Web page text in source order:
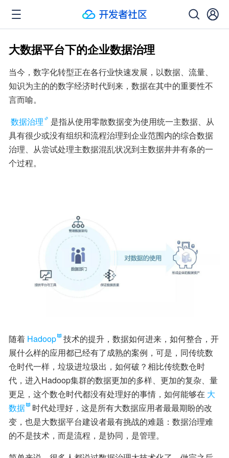
大数据平台下的企业数据治理
当今，数字化转型正在各行业快速发展，以数据、流量、
知识为主的的数字经济时代到来，数据在其中的重要性不
言而喻。
数据治理
是指从使用零散数据变为使用统一主数据、从
具有很少或没有组织和流程治理到企业范围内的综合数据
治理、从尝试处理主数据混乱状况到主数据井井有条的一
个过程。
随着 Hadoop
技术的提升，数据如何进来，如何整合，开
展什么样的应用都已经有了成熟的案例，可是，同传统数
仓时代一样，垃圾进垃圾出，如何破？相比传统数仓时
代，进入Hadoop集群的数据更加的多样、更加的复杂、量
更足，这个数仓时代都没有处理好的事情，如何能够在 大
数据
时代处理好，这是所有大数据应用者最最期盼的改
变，也是大数据平台建设者最有挑战的难题：数据治理难
的不是技术，而是流程，是协同，是管理。